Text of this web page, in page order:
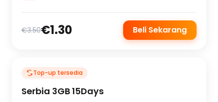
€3.50€1.30 Beli Sekarang
Top-up tersedia
Serbia 3GB 15Days